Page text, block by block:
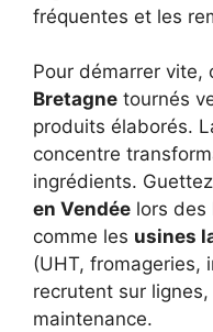
fréquentes et les
Pour démarrer vite,
Bretagne tournés
produits élaborés.
concentre
ingrédients.
en Vendée lors des
comme les usines
(UHT, fromageries,
recrutent sur
maintenance.